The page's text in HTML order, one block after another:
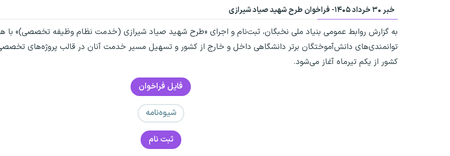
خبر ۳۰ خرداد ۱۴۰۵- فراخوان طرح شهید صیاد شیرازی
به گزارش روابط عمومی بنیاد ملی نخبگان، ثبت‌نام و اجرای «طرح شهید صیاد شیرازی (خدمت نظام وظیفه تخصصی)» با
توانمندی‌های دانش‌آموختگان برتر دانشگاهی داخل و خارج از کشور و تسهیل مسیر خدمت آنان در قالب پروژه‌های
کشور از یکم تیرماه آغاز می‌شود.
فایل فراخوان
شیوه‌نامه
ثبت نام